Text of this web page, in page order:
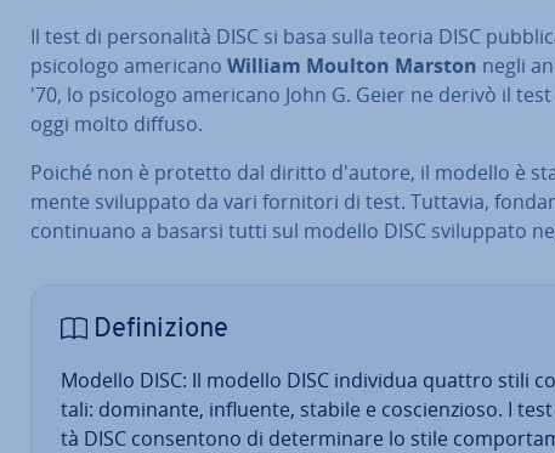
Il test di per­so­na­li­tà DISC si basa sulla teoria DISC
psicologo americano William Moulton Marston negli
'70, lo psicologo americano John G. Geier ne derivò il
oggi molto diffuso.
Poiché non è protetto dal diritto d'autore, il modello è
men­te svi­lup­pa­to da vari fornitori di test. Tuttavia,
con­ti­nua­no a basarsi tutti sul modello DISC svi­lup­pa­to
De­fi­ni­zio­ne
Modello DISC: Il modello DISC individua quattro stili
ta­li: dominante, influente, stabile e co­scien­zio­so. I
tà DISC con­sen­to­no di de­ter­mi­na­re lo stile